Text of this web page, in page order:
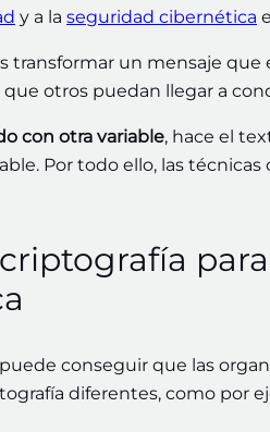
y a la seguridad cibernética
transformar un mensaje
otros puedan llegar a
con otra variable, hace el
Por todo ello, las
conseguir que las
diferentes, como por